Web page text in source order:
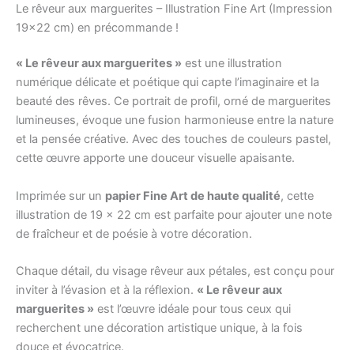
Le rêveur aux marguerites – Illustration Fine Art (Impression
19×22 cm) en précommande !
« Le rêveur aux marguerites » est une illustration
numérique délicate et poétique qui capte l’imaginaire et la
beauté des rêves. Ce portrait de profil, orné de marguerites
lumineuses, évoque une fusion harmonieuse entre la nature
et la pensée créative. Avec des touches de couleurs pastel,
cette œuvre apporte une douceur visuelle apaisante.
Imprimée sur un papier Fine Art de haute qualité, cette
illustration de 19 x 22 cm est parfaite pour ajouter une note
de fraîcheur et de poésie à votre décoration.
Chaque détail, du visage rêveur aux pétales, est conçu pour
inviter à l’évasion et à la réflexion. « Le rêveur aux
marguerites » est l’œuvre idéale pour tous ceux qui
recherchent une décoration artistique unique, à la fois
douce et évocatrice.